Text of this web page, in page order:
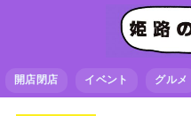
開店閉店 イベント グルメ